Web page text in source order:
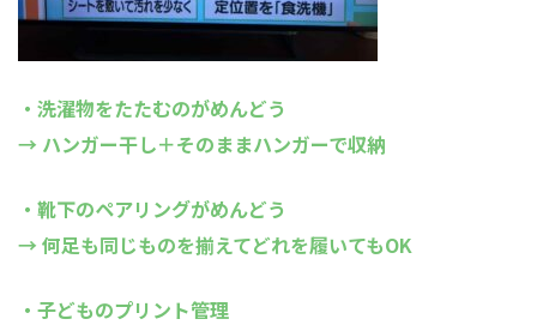
・洗濯物をたたむのがめんどう
→ ハンガー干し＋そのままハンガーで収納
・靴下のペアリングがめんどう
→ 何足も同じものを揃えてどれを履いてもOK
・子どものプリント管理